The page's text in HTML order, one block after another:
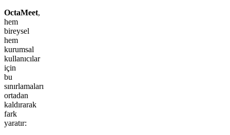
OctaMeet,
hem
bireysel
hem
kurumsal
kullanıcılar
için
bu
sınırlamaları
ortadan
kaldırarak
fark
yaratır: